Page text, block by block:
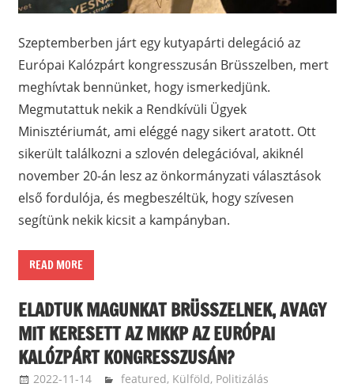
Szeptemberben járt egy kutyapárti delegáció az
Európai Kalózpárt kongresszusán Brüsszelben, mert
meghívtak bennünket, hogy ismerkedjünk.
Megmutattuk nekik a Rendkívüli Ügyek
Minisztériumát, ami eléggé nagy sikert aratott. Ott
sikerült találkozni a szlovén delegációval, akiknél
november 20-án lesz az önkormányzati választások
első fordulója, és megbeszéltük, hogy szívesen
segítünk nekik kicsit a kampányban.
READ MORE
ELADTUK MAGUNKAT BRÜSSZELNEK, AVAGY
MIT KERESETT AZ MKKP AZ EURÓPAI
KALÓZPÁRT KONGRESSZUSÁN?
2022-11-14 zakotatamas
featured, Külföld, Politizálás